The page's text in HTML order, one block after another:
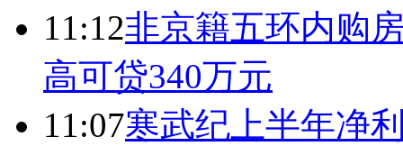
11:12非京籍五环内购
高可贷340万元
11:07寒武纪上半年净